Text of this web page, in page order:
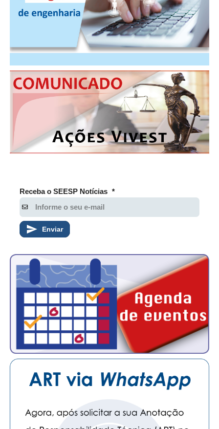
Receba o SEESP Notícias *
Enviar